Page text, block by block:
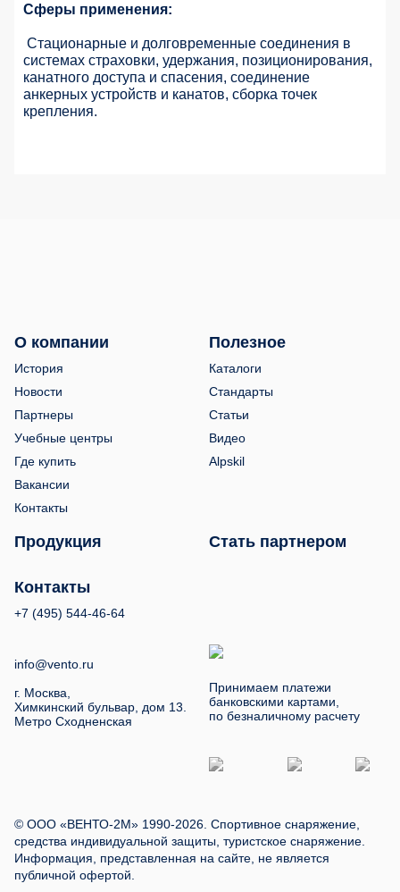
Сферы применения:
Стационарные и долговременные соединения в
системах страховки, удержания, позиционирования,
канатного доступа и спасения, соединение
анкерных устройств и канатов, сборка точек
крепления.
О компании
История
Новости
Партнеры
Учебные центры
Где купить
Вакансии
Контакты
Полезное
Каталоги
Стандарты
Статьи
Видео
Alpskil
Продукция Стать партнером
Контакты
+7 (495) 544-46-64
info@vento.ru
г. Москва,
Химкинский бульвар, дом 13.
Метро Сходненская
Принимаем платежи
банковскими картами,
по безналичному расчету
© ООО «ВЕНТО-2М» 1990-2026. Спортивное снаряжение,
средства индивидуальной защиты, туристское снаряжение.
Информация, представленная на сайте, не является
публичной офертой.